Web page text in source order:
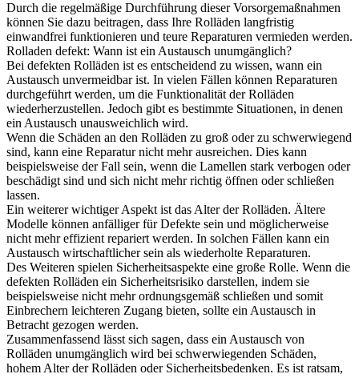
Durch die regelmäßige Durchführung dieser Vorsorgemaßnahmen
können Sie dazu beitragen, dass Ihre Rolläden langfristig
einwandfrei funktionieren und teure Reparaturen vermieden werden.
Rolladen defekt: Wann ist ein Austausch unumgänglich?
Bei defekten Rolläden ist es entscheidend zu wissen, wann ein
Austausch unvermeidbar ist. In vielen Fällen können Reparaturen
durchgeführt werden, um die Funktionalität der Rolläden
wiederherzustellen. Jedoch gibt es bestimmte Situationen, in denen
ein Austausch unausweichlich wird.
Wenn die Schäden an den Rolläden zu groß oder zu schwerwiegend
sind, kann eine Reparatur nicht mehr ausreichen. Dies kann
beispielsweise der Fall sein, wenn die Lamellen stark verbogen oder
beschädigt sind und sich nicht mehr richtig öffnen oder schließen
lassen.
Ein weiterer wichtiger Aspekt ist das Alter der Rolläden. Ältere
Modelle können anfälliger für Defekte sein und möglicherweise
nicht mehr effizient repariert werden. In solchen Fällen kann ein
Austausch wirtschaftlicher sein als wiederholte Reparaturen.
Des Weiteren spielen Sicherheitsaspekte eine große Rolle. Wenn die
defekten Rolläden ein Sicherheitsrisiko darstellen, indem sie
beispielsweise nicht mehr ordnungsgemäß schließen und somit
Einbrechern leichteren Zugang bieten, sollte ein Austausch in
Betracht gezogen werden.
Zusammenfassend lässt sich sagen, dass ein Austausch von
Rolläden unumgänglich wird bei schwerwiegenden Schäden,
hohem Alter der Rolläden oder Sicherheitsbedenken. Es ist ratsam,